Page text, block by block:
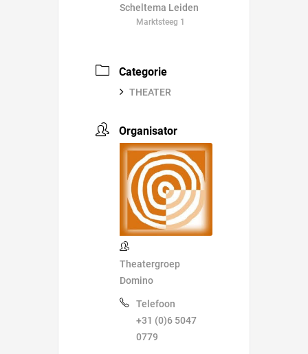
Scheltema Leiden
Marktsteeg 1
Categorie
THEATER
Organisator
Theatergroep
Domino
Telefoon
+31 (0)6 5047
0779